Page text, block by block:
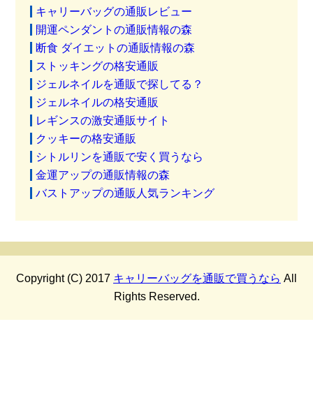
キャリーバッグの通販レビュー
開運ペンダントの通販情報の森
断食 ダイエットの通販情報の森
ストッキングの格安通販
ジェルネイルを通販で探してる？
ジェルネイルの格安通販
レギンスの激安通販サイト
クッキーの格安通販
シトルリンを通販で安く買うなら
金運アップの通販情報の森
バストアップの通販人気ランキング
Copyright (C) 2017 キャリーバッグを通販で買うなら All
Rights Reserved.